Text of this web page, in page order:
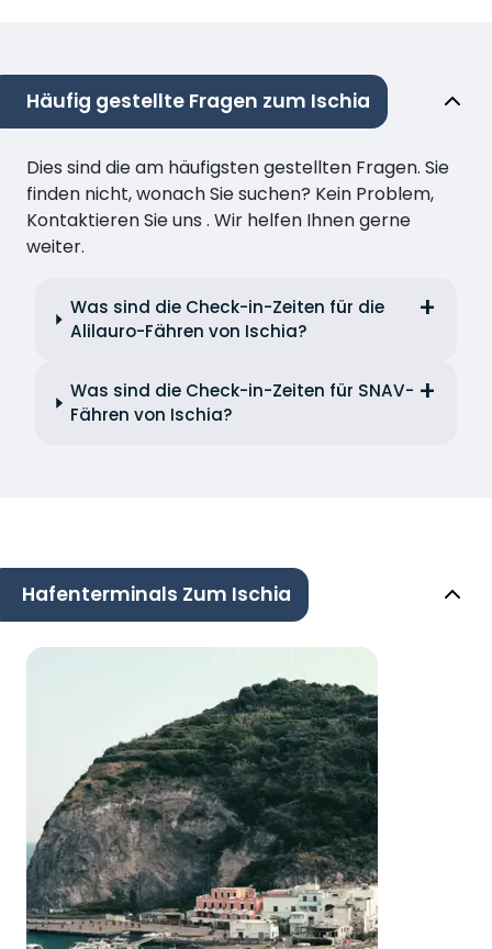
Häufig gestellte Fragen zum Ischia
Dies sind die am häufigsten gestellten Fragen. Sie
finden nicht, wonach Sie suchen? Kein Problem,
Kontaktieren Sie uns . Wir helfen Ihnen gerne
weiter.
Was sind die Check-in-Zeiten für die
Alilauro-Fähren von Ischia?
Was sind die Check-in-Zeiten für SNAV-
Fähren von Ischia?
Hafenterminals Zum Ischia